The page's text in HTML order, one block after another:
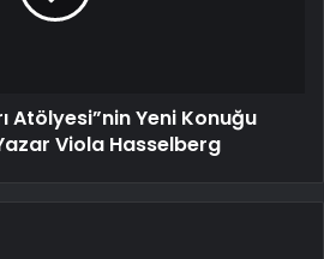
Atölyesi”nin Yeni Konuğu
Viola Hasselberg